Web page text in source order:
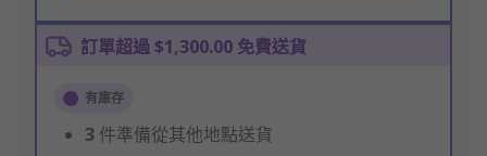
訂單超過 $1,300.00 免費送貨
有庫存
3 件準備從其他地點送貨